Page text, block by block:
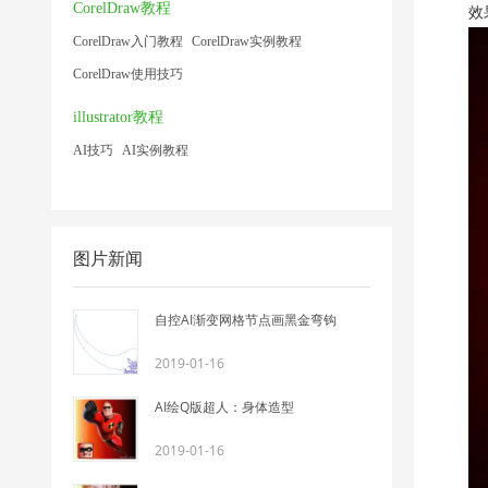
CorelDraw教程
CorelDraw入门教程 CorelDraw实例教程
CorelDraw使用技巧
illustrator教程
AI技巧 AI实例教程
图片新闻
自控AI渐变网格节点画黑金弯钩
2019-01-16
AI绘Q版超人：身体造型
2019-01-16
效